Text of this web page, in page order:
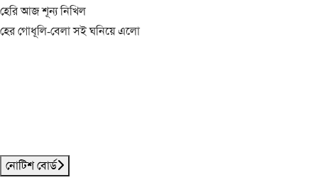
হেরি আজ শূন্য নিখিল
হের গোধূলি-বেলা সই ঘনিয়ে এলো
নোটিশ বোর্ড